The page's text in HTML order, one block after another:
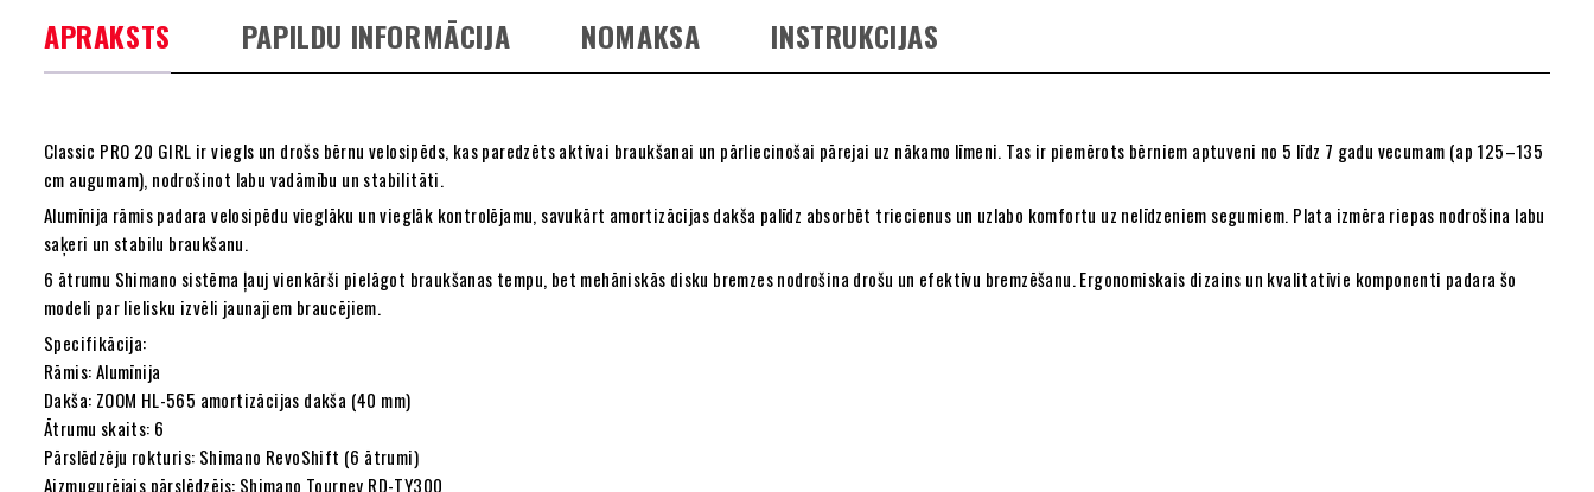
APRAKSTS PAPILDU INFORMĀCIJA NOMAKSA INSTRUKCIJAS
Classic PRO 20 GIRL ir viegls un drošs bērnu velosipēds, kas paredzēts aktīvai braukšanai un pārliecinošai pārejai uz nākamo līmeni. Tas ir piemērots bērniem aptuveni no 5 līdz 7 gadu vecumam (ap 125–135
cm augumam), nodrošinot labu vadāmību un stabilitāti.
Alumīnija rāmis padara velosipēdu vieglāku un vieglāk kontrolējamu, savukārt amortizācijas dakša palīdz absorbēt triecienus un uzlabo komfortu uz nelīdzeniem segumiem. Plata izmēra riepas nodrošina labu
saķeri un stabilu braukšanu.
6 ātrumu Shimano sistēma ļauj vienkārši pielāgot braukšanas tempu, bet mehāniskās disku bremzes nodrošina drošu un efektīvu bremzēšanu. Ergonomiskais dizains un kvalitatīvie komponenti padara šo
modeli par lielisku izvēli jaunajiem braucējiem.
Specifikācija:
Rāmis: Alumīnija
Dakša: ZOOM HL-565 amortizācijas dakša (40 mm)
Ātrumu skaits: 6
Pārslēdzēju rokturis: Shimano RevoShift (6 ātrumi)
Aizmugurējais pārslēdzējs: Shimano Tourney RD-TY300